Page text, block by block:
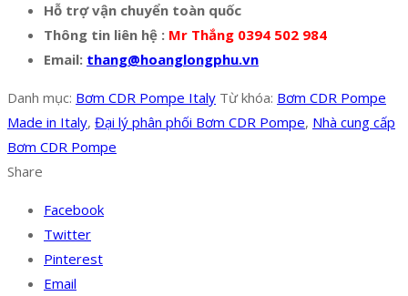
Hỗ trợ vận chuyển toàn quốc
Thông tin liên hệ : Mr Thắng 0394 502 984
Email: thang@hoanglongphu.vn
Danh mục: Bơm CDR Pompe Italy Từ khóa: Bơm CDR Pompe
Made in Italy, Đại lý phân phối Bơm CDR Pompe, Nhà cung cấp
Bơm CDR Pompe
Share
Facebook
Twitter
Pinterest
Email